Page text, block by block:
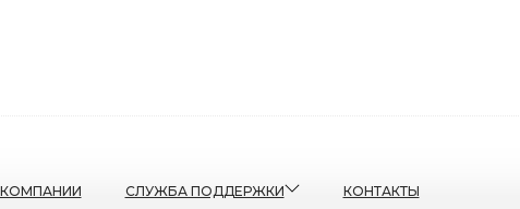
СЛУЖБА ПОДДЕРЖКИ КОНТАКТЫ